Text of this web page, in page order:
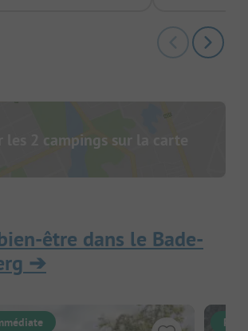
les 2 campings sur la carte
être dans le Bade-
➔